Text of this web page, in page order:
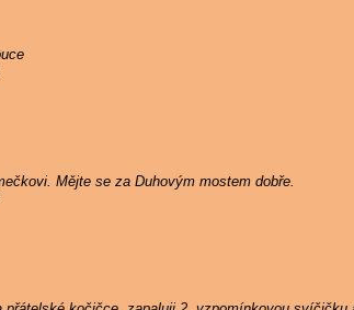
Mějte se za Duhovým mostem dobře.